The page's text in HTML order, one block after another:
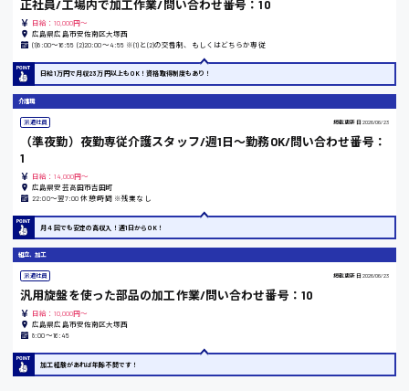
東京都
香川県
愛知県
時給1200円〜
時給1100円〜
正社員/工場内で加工作業/問い合わせ番号：10
日給：10,000円～
広島県広島市安佐南区大塚西
(1)8:00〜16:55 (2)20:00〜4:55 ※(1)と(2)の交替制、もしくはどちらか専従
日給1万円で月収23万円以上もOK！資格取得制度もあり！
介護職
派遣社員 掲載更新日 2026/06/23
（準夜勤）夜勤専従介護スタッフ/週1日〜勤務OK/問い合わせ番号：
1
日給：14,000円～
広島県安芸高田市吉田町
22:00〜翌7:00 休憩1時間 ※残業なし
月４回でも安定の高収入！週1日からOK！
組立、加工
派遣社員 掲載更新日 2026/06/23
汎用旋盤を使った部品の加工作業/問い合わせ番号：10
日給：10,000円～
広島県広島市安佐南区大塚西
8:00〜16:45
加工経験があれば年齢不問です！